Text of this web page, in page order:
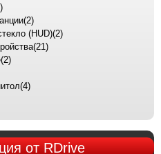
(2)
(HUD)(2)
(21)
(2)
(4)
от RDrive